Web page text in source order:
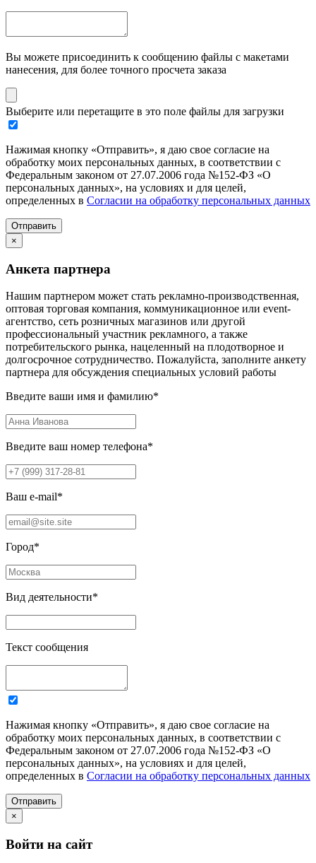
Вы можете присоединить к сообщению файлы с макетами
нанесения, для более точного просчета заказа
Выберите или перетащите в это поле файлы для загрузки
Нажимая кнопку «Отправить», я даю свое согласие на
обработку моих персональных данных, в соответствии с
Федеральным законом от 27.07.2006 года №152-ФЗ «О
персональных данных», на условиях и для целей,
определенных в Согласии на обработку персональных данных
Отправить
×
Анкета партнера
Нашим партнером может стать рекламно-производственная,
оптовая торговая компания, коммуникационное или event-
агентство, сеть розничных магазинов или другой
профессиональный участник рекламного, а также
потребительского рынка, нацеленный на плодотворное и
долгосрочное сотрудничество. Пожалуйста, заполните анкету
партнера для обсуждения специальных условий работы
Введите ваши имя и фамилию*
Введите ваш номер телефона*
Ваш e-mail*
Город*
Вид деятельности*
Текст сообщения
Нажимая кнопку «Отправить», я даю свое согласие на
обработку моих персональных данных, в соответствии с
Федеральным законом от 27.07.2006 года №152-ФЗ «О
персональных данных», на условиях и для целей,
определенных в Согласии на обработку персональных данных
Отправить
×
Войти на сайт